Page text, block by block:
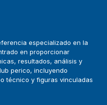
especializado en la
en proporcionar
resultados, análisis y
perico, incluyendo
técnico y figuras vinculadas